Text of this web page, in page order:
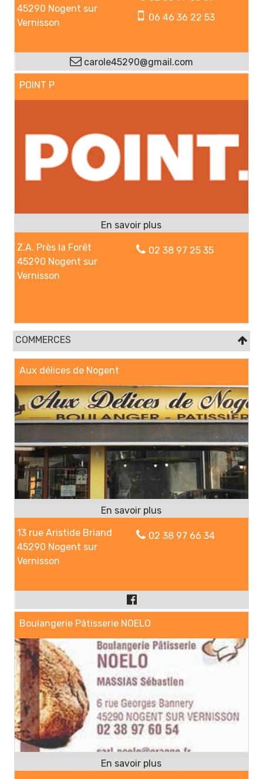
45290 Nogent sur
Vernisson
06 46 36 22 53
carole45290@gmail.com
POINT P
Z.A. Près la Forêt
45290 Nogent sur
Vernisson
02 38 97 25 35
COMMERCES
Aux délices de Nogent
13 rue Aristide Briand
45290 Nogent sur
Vernisson
02 38 97 66 34
Boulangerie Pâtisserie NOELO